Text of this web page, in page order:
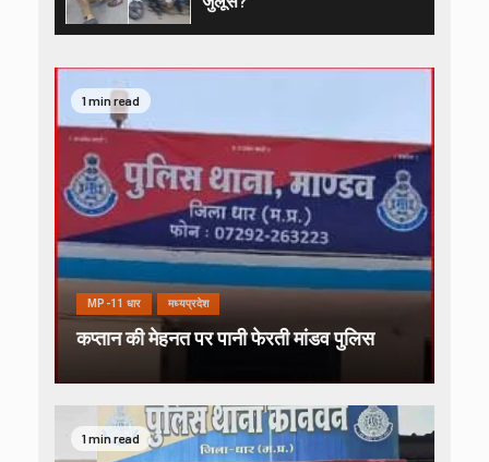
1 min read
MP-11 धार मध्यप्रदेश
कप्तान की मेहनत पर पानी फेरती मांडव पुलिस
1 min read